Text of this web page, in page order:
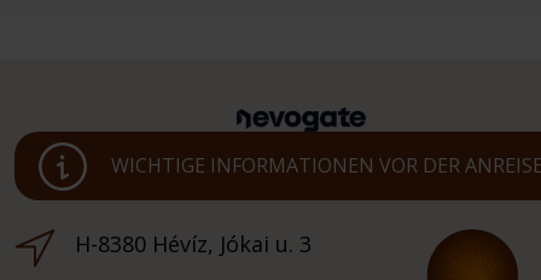
WICHTIGE INFORMATIONEN VOR DER
H-8380 Hévíz, Jókai u. 3